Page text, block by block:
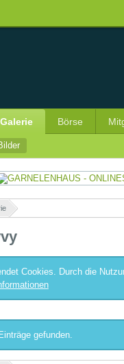
Galerie Börse
»
Cookies. Durch die
gefunden.